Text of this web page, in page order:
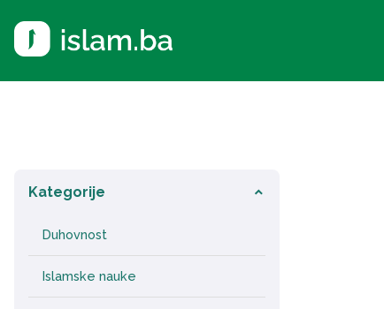
Kategorije keyboard_arrow_down
Duhovnost
Islamske nauke